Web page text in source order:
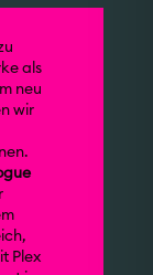
als
neu
wir
Plex